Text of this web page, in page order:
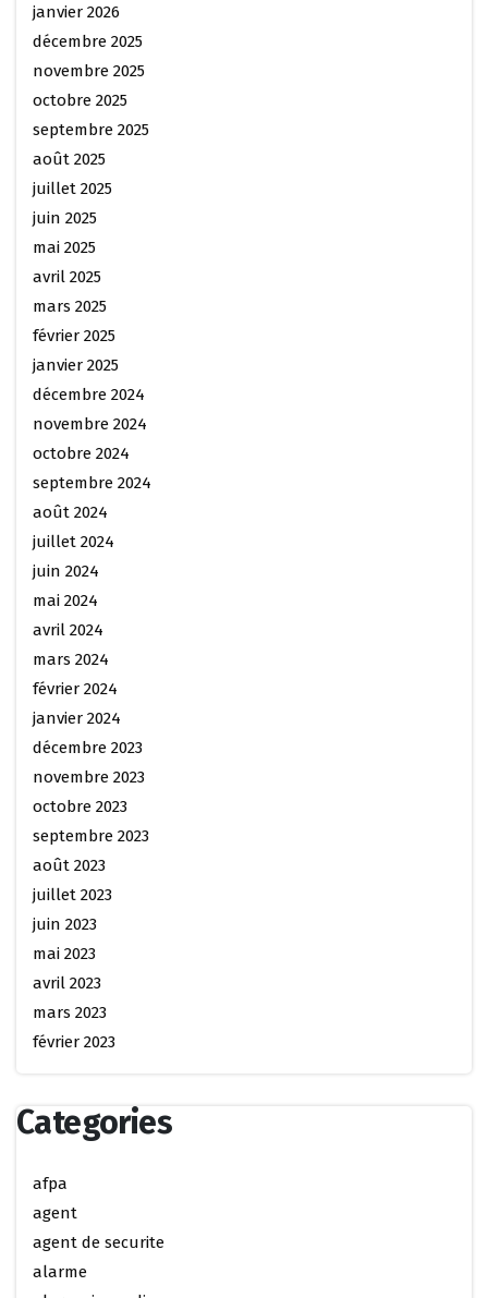
janvier 2026
décembre 2025
novembre 2025
octobre 2025
septembre 2025
août 2025
juillet 2025
juin 2025
mai 2025
avril 2025
mars 2025
février 2025
janvier 2025
décembre 2024
novembre 2024
octobre 2024
septembre 2024
août 2024
juillet 2024
juin 2024
mai 2024
avril 2024
mars 2024
février 2024
janvier 2024
décembre 2023
novembre 2023
octobre 2023
septembre 2023
août 2023
juillet 2023
juin 2023
mai 2023
avril 2023
mars 2023
février 2023
Categories
afpa
agent
agent de securite
alarme